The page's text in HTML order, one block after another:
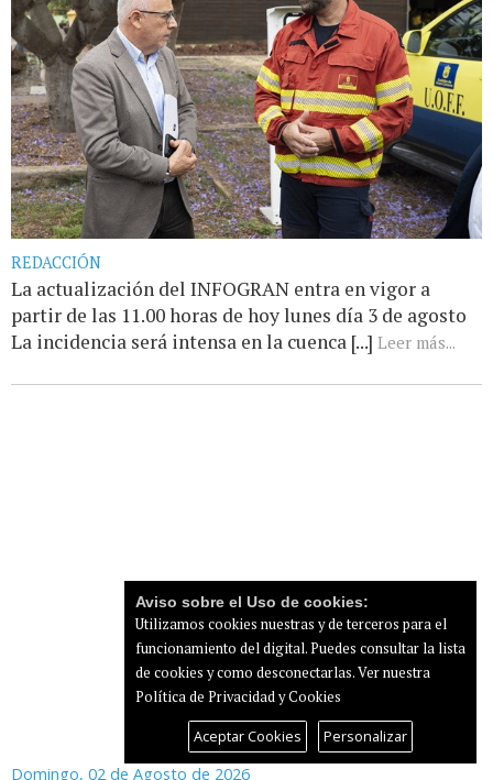
REDACCIÓN
La actualización del INFOGRAN entra en vigor a
partir de las 11.00 horas de hoy lunes día 3 de agosto
La incidencia será intensa en la cuenca [...] Leer más...
Domingo, 02 de Agosto de 2026
Aviso sobre el Uso de cookies:
Utilizamos cookies nuestras y de terceros para el
funcionamiento del digital. Puedes consultar la lista
de cookies y como desconectarlas.Ver nuestra
Política de Privacidad y Cookies
Aceptar Cookies Personalizar